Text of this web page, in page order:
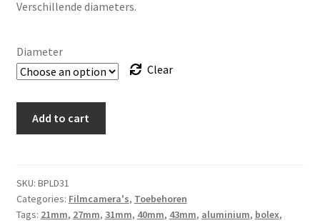
through
Verschillende diameters.
Diameter
Clear
quantity
Add to cart
SKU: BPLD31
Categories: Filmcamera's, Toebehoren
Tags: 21mm, 27mm, 31mm, 40mm, 43mm, aluminium, bolex,